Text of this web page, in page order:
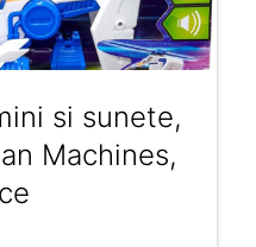
si sunete,
Machines,